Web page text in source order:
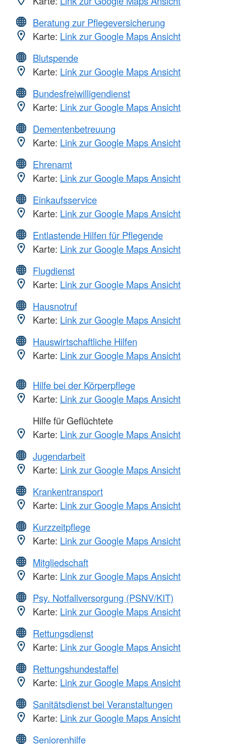
Beratung zur Pflegeversicherung
Karte: Link zur Google Maps Ansicht
Blutspende
Karte: Link zur Google Maps Ansicht
Bundesfreiwilligendienst
Karte: Link zur Google Maps Ansicht
Dementenbetreuung
Karte: Link zur Google Maps Ansicht
Ehrenamt
Karte: Link zur Google Maps Ansicht
Einkaufsservice
Karte: Link zur Google Maps Ansicht
Entlastende Hilfen für Pflegende
Karte: Link zur Google Maps Ansicht
Flugdienst
Karte: Link zur Google Maps Ansicht
Hausnotruf
Karte: Link zur Google Maps Ansicht
Hauswirtschaftliche Hilfen
Karte: Link zur Google Maps Ansicht
Hilfe bei der Körperpflege
Karte: Link zur Google Maps Ansicht
Hilfe für Geflüchtete
Karte: Link zur Google Maps Ansicht
Jugendarbeit
Karte: Link zur Google Maps Ansicht
Krankentransport
Karte: Link zur Google Maps Ansicht
Kurzzeitpflege
Karte: Link zur Google Maps Ansicht
Mitgliedschaft
Karte: Link zur Google Maps Ansicht
Psy. Notfallversorgung (PSNV/KIT)
Karte: Link zur Google Maps Ansicht
Rettungsdienst
Karte: Link zur Google Maps Ansicht
Rettungshundestaffel
Karte: Link zur Google Maps Ansicht
Sanitätsdienst bei Veranstaltungen
Karte: Link zur Google Maps Ansicht
Seniorenhilfe